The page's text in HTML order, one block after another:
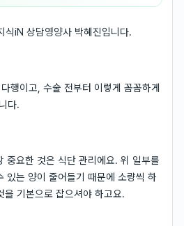
식iN 상담영양사 박혜진입니다.
행이고, 수술 전부터 이렇게 꼼꼼하게
다.
중요한 것은 식단 관리에요. 위 일부를
있는 양이 줄어들기 때문에 소량씩 하
기본으로 잡으셔야 하고요.